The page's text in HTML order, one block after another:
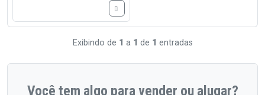
Exibindo de 1 a 1 de 1 entradas
Você tem algo para vender ou alugar?